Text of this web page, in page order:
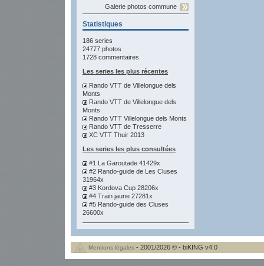
Galerie photos commune
Statistiques
186 series
24777 photos
1728 commentaires
Les series les plus récentes
Rando VTT de Villelongue dels
Monts
Rando VTT de Villelongue dels
Monts
Rando VTT Villelongue dels Monts
Rando VTT de Tresserre
XC VTT Thuir 2013
Les series les plus consultées
#1 La Garoutade 41429x
#2 Rando-guide de Les Cluses
31964x
#3 Kordova Cup 28206x
#4 Train jaune 27281x
#5 Rando-guide des Cluses
26600x
Mentions légales - 2001/2026 © - biKING v4.0